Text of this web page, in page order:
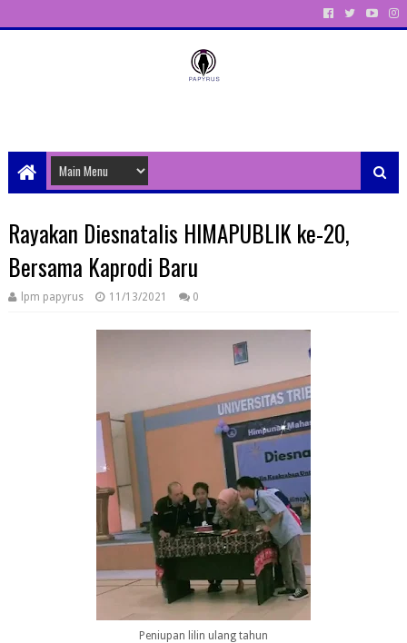
Rayakan Diesnatalis HIMAPUBLIK ke-20,
Bersama Kaprodi Baru
lpm papyrus 11/13/2021 0
Peniupan lilin ulang tahun